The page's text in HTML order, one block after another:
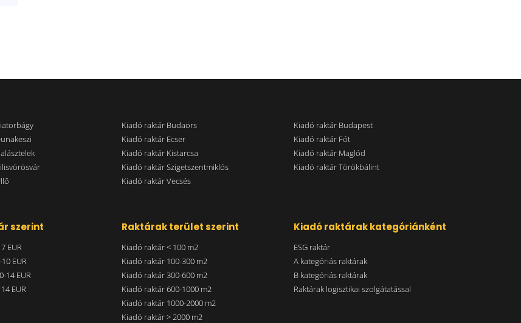
Kiadó raktár Budaörs
Kiadó raktár Budapest
Kiadó raktár Ecser
Kiadó raktár Fót
Kiadó raktár Kistarcsa
Kiadó raktár Maglód
Kiadó raktár Szigetszentmiklós
Kiadó raktár Törökbálint
Kiadó raktár Vecsés
szerint
EUR
EUR
14 EUR
EUR
Raktárak terület szerint
Kiadó raktár < 100 m2
Kiadó raktár 100-300 m2
Kiadó raktár 300-600 m2
Kiadó raktár 600-1000 m2
Kiadó raktár 1000-2000 m2
Kiadó raktár > 2000 m2
Kiadó raktárak kategóriánként
ESG raktár
A kategóriás raktárak
B kategóriás raktárak
Raktárak logisztikai szolgátatással